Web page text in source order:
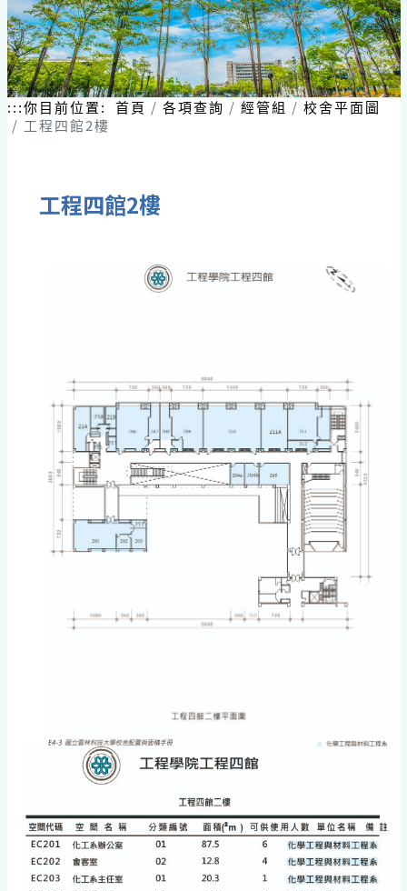
:::你目前位置: 首頁 各項查詢 經管組
校舍平面圖
工程四館2樓
工程四館2樓